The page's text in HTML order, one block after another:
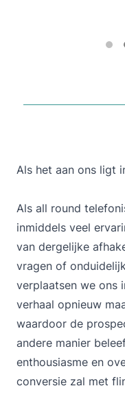
Als het aan ons ligt
Als all round
inmiddels veel
van dergelijke
vragen of
verplaatsen we ons
verhaal opnieuw
waardoor de
andere manier
enthousiasme en
conversie zal met